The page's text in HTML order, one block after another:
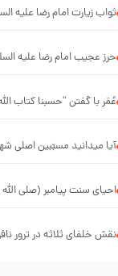
ثواب زیارت امام رضا علیه
حرز عجیب امام رضا علیه
عُمَر با گفتن “حسبنا كتاب
آیا میدانید مسبّبین اصلی
احیای سنت پیامبر (صلی
نقش خلفای ثلاثه در ترور